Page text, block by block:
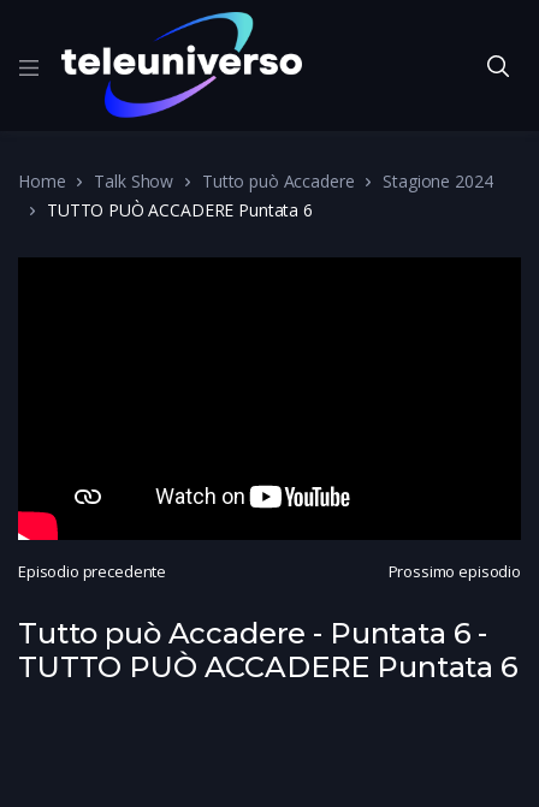
Home Talk Show Tutto può Accadere
Stagione 2024
TUTTO PUÒ ACCADERE Puntata 6
Episodio precedente Prossimo episodio
Tutto può Accadere - Puntata 6 -
TUTTO PUÒ ACCADERE Puntata 6